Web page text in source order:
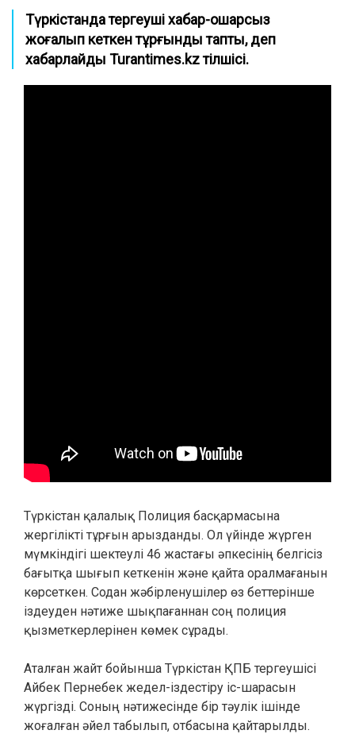
Түркістанда тергеуші хабар-ошарсыз
жоғалып кеткен тұрғынды тапты, деп
хабарлайды Turantimes.kz тілшісі.
Түркістан қалалық Полиция басқармасына
жергілікті тұрғын арызданды. Ол үйінде жүрген
мүмкіндігі шектеулі 46 жастағы әпкесінің белгісіз
бағытқа шығып кеткенін және қайта оралмағанын
көрсеткен. Содан жәбірленушілер өз беттерінше
іздеуден нәтиже шықпағаннан соң полиция
қызметкерлерінен көмек сұрады.
Аталған жайт бойынша Түркістан ҚПБ тергеушісі
Айбек Пернебек жедел-іздестіру іс-шарасын
жүргізді. Соның нәтижесінде бір тәулік ішінде
жоғалған әйел табылып, отбасына қайтарылды.